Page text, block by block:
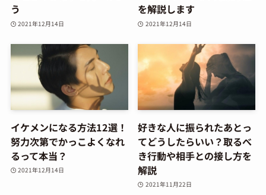
う
2021年12月14日
を解説します
2021年12月14日
イケメンになる方法12選！
努力次第でかっこよくなれ
るって本当？
2021年12月14日
好きな人に振られたあとっ
てどうしたらいい？取るべ
き行動や相手との接し方を
解説
2021年11月22日